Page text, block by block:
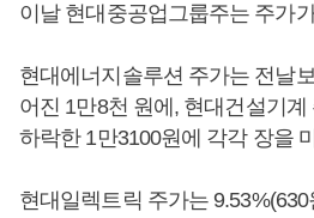
이날 현대중공업그룹주는 주가
현대에너지솔루션 주가는 전날
어진 1만8천 원에, 현대건설기계
하락한 1만3100원에 각각 장을
현대일렉트릭 주가는